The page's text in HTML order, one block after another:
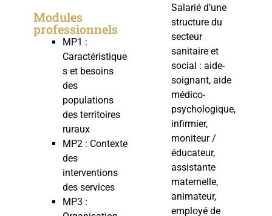
Modules
professionnels
MP1 :
Caractéristique
s et besoins
des
populations
des territoires
ruraux
MP2 : Contexte
des
interventions
des services
MP3 :
Salarié d’une
structure du
secteur
sanitaire et
social : aide-
soignant, aide
médico-
psychologique,
infirmier,
moniteur /
éducateur,
assistante
maternelle,
animateur,
employé de